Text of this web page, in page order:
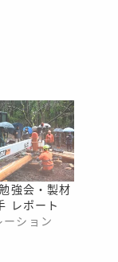
強会・製材
レポート
ーション